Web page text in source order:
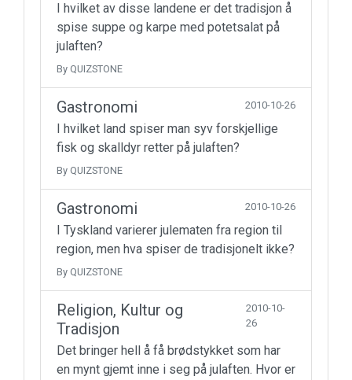
I hvilket av disse landene er det tradisjon å
spise suppe og karpe med potetsalat på
julaften?
By QUIZSTONE
Gastronomi 2010-10-26
I hvilket land spiser man syv forskjellige
fisk og skalldyr retter på julaften?
By QUIZSTONE
Gastronomi 2010-10-26
I Tyskland varierer julematen fra region til
region, men hva spiser de tradisjonelt ikke?
By QUIZSTONE
Religion, Kultur og
Tradisjon
2010-10-
26
Det bringer hell å få brødstykket som har
en mynt gjemt inne i seg på julaften. Hvor er